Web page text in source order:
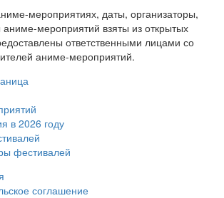
мероприятиях, даты, организаторы,
аниме-мероприятий взяты из открытых
ответственными лицами со
аниме-мероприятий.
в 2026 году
фестивалей
соглашение